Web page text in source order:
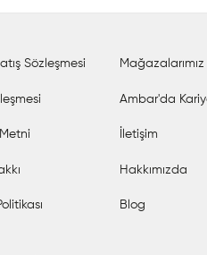
Sözleşmesi Mağazalarımız
Ambar'da
İletişim
Hakkımızda
Blog